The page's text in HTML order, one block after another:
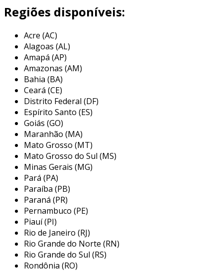
correto garante não apenas a qualidade do
corte, mas também a segurança do profissional
que o utiliza.
existem diversos tipos de discos no mercado,
cada um com características específicas de
diâmetro, espessura, e formato dos dentes. os
discos podem variar desde modelos para cortes
brutos até aqueles destinados a acabamentos
mais finos, possibilitando ao usuário adaptar a
ferramenta conforme suas necessidades e o
tipo de madeira que será trabalhada.
principais aplicações do disco para
corte de madeira
os discos para corte de madeira são utilizados
em uma variedade de aplicações que requerem
precisão e agilidade. entre as principais
aplicações, destacam-se:
corte de tábuas e ripas:ideal para
desmembrar grandes placas de madeira
em peças menores, adequadas para
Regiões disponíveis:
Acre (AC)
Alagoas (AL)
Amapá (AP)
Amazonas (AM)
Bahia (BA)
Ceará (CE)
Distrito Federal (DF)
Espírito Santo (ES)
Goiás (GO)
Maranhão (MA)
Mato Grosso (MT)
Mato Grosso do Sul (MS)
Minas Gerais (MG)
Pará (PA)
Paraíba (PB)
Paraná (PR)
Pernambuco (PE)
Piauí (PI)
Rio de Janeiro (RJ)
Rio Grande do Norte (RN)
Rio Grande do Sul (RS)
Rondônia (RO)